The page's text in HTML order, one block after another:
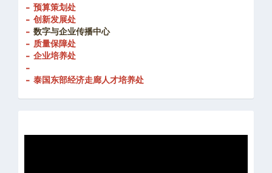
- 预算策划处
- 创新发展处
- 数字与企业传播中心
- 质量保障处
- 企业培养处
-
- 泰国东部经济走廊人才培养处